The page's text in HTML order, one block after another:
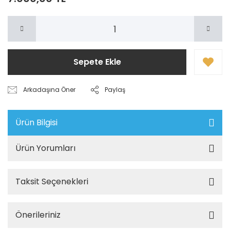
Sepete Ekle
Arkadaşına Öner Paylaş
Ürün Bilgisi
Ürün Yorumları
Taksit Seçenekleri
Önerileriniz